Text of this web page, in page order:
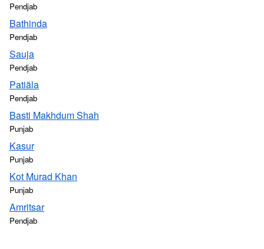
Pendjab
Bathinda
Pendjab
Sauja
Pendjab
Patiāla
Pendjab
Basti Makhdum Shah
Punjab
Kasur
Punjab
Kot Murad Khan
Punjab
Amritsar
Pendjab